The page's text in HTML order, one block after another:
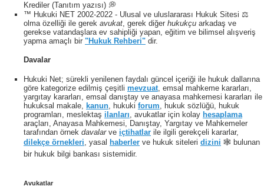
Krediler (Tanıtım yazısı) 💭
™ Hukuki NET 2002-2022 - Ulusal ve uluslararası Hukuk Sitesi ⚖️
olma özelliği ile gerek avukat, gerek diğer hukukçu arkadaş ve
gerekse vatandaşlara ev sahipliği yapan, eğitim ve bilimsel alışveriş
yapma amaçlı bir "Hukuk Rehberi" dir.
Davalar
Hukuki Net; sürekli yenilenen faydalı güncel içeriği ile hukuk dallarına
göre kategorize edilmiş çeşitli mevzuat , emsal mahkeme kararları,
yargıtay kararları, emsal danıştay ve anayasa mahkemesi kararları ile
hukuksal makale, kanun , hukuki forum , hukuk sözlüğü, hukuk
programları, meslektaş ilanları , avukatlar için kolay hesaplama
araçları, Anayasa Mahkemesi, Danıştay, Yargıtay ve Mahkemeler
tarafından örnek davalarve içtihatlar ile ilgili gerekçeli kararlar,
dilekçe örnekleri , yasal haberler ve hukuk siteleri dizini 🕸 bulunan
bir hukuk bilgi bankası sistemidir.
Avukatlar